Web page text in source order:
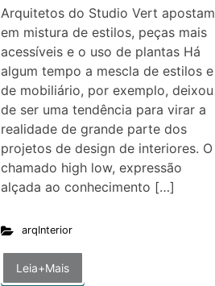
Arquitetos do Studio Vert apostam
em mistura de estilos, peças mais
acessíveis e o uso de plantas Há
algum tempo a mescla de estilos e
de mobiliário, por exemplo, deixou
de ser uma tendência para virar a
realidade de grande parte dos
projetos de design de interiores. O
chamado high low, expressão
alçada ao conhecimento […]
arqInterior
Leia+Mais